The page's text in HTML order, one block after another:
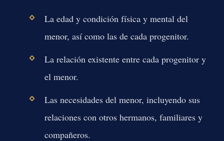
La edad y condición física y mental del
menor, así como las de cada progenitor.
La relación existente entre cada progenitor y
el menor.
Las necesidades del menor, incluyendo sus
relaciones con otros hermanos, familiares y
compañeros.